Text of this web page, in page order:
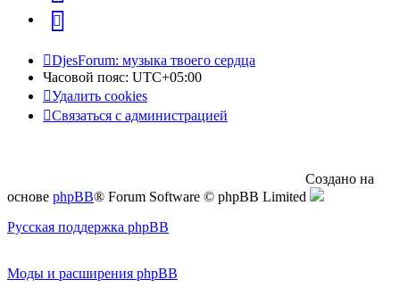
Telegram
DjesForum: музыка твоего сердца
Часовой пояс: UTC+05:00
Удалить cookies
Связаться с администрацией
Создано на
основе phpBB® Forum Software © phpBB Limited
Русская поддержка phpBB
Моды и расширения phpBB